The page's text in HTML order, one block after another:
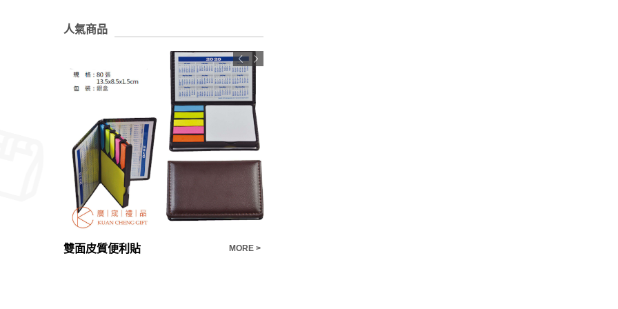
人氣商品
雙面皮質便利貼 MORE >